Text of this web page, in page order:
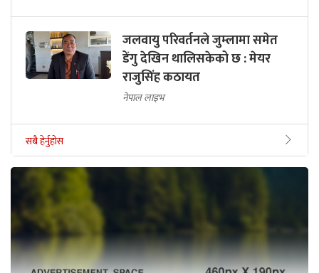
जलवायु परिवर्तनले जुम्लामा समेत
डेंगु देखिन थालिसकेको छ : मेयर
राजुसिंह कठायत
नेपाल लाइभ
सबै हेर्नुहोस